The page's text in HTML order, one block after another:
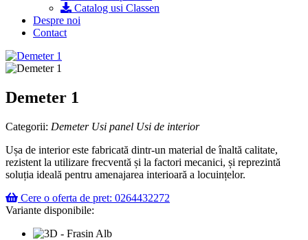
Catalog usi Classen
Despre noi
Contact
Demeter 1
Categorii: Demeter Usi panel Usi de interior
Ușa de interior este fabricată dintr-un material de înaltă calitate,
rezistent la utilizare frecventă și la factori mecanici, și reprezintă
soluția ideală pentru amenajarea interioară a locuințelor.
Cere o oferta de pret: 0264432272
Variante disponibile: